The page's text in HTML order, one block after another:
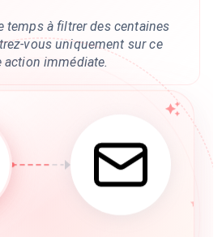
temps à filtrer des centaines
vous uniquement sur ce
immédiate.